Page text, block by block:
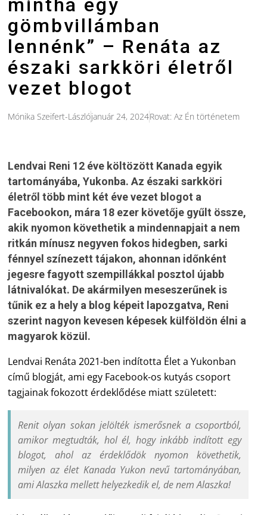
mintha egy
gömbvillámban
lennénk” – Renáta az
északi sarkköri életről
vezet blogot
Mónika Szeifert-Lászlójanuár 24, 2024Rovat:Az Én történetem
Lendvai Reni 12 éve költözött Kanada egyik
tartományába, Yukonba. Az északi sarkköri
életről több mint két éve vezet blogot a
Facebookon, mára 18 ezer követője gyűlt össze,
akik nyomon követhetik a mindennapjait a nem
ritkán mínusz negyven fokos hidegben, sarki
fénnyel színezett tájakon, ahonnan időnként
jegesre fagyott szempillákkal posztol újabb
látnivalókat. De akármilyen meseszerűnek is
tűnik ez a hely a blog képeit lapozgatva, Reni
szerint nagyon kevesen képesek külföldön élni a
magyarok közül.
Lendvai Renáta 2021-ben indította Élet a Yukonban
című blogját, ami egy Facebook-os kutyás csoport
tagjainak fokozott érdeklődése miatt született:
Renit olyan sokan jelölték ismerősnek a csoportból,
amikor megtudták, hol él, hogy inkább indított egy
blogot, ahol az érdeklődök nyomon követhetik,
milyen az élet Kanada Yukon nevű tartományában,
ami Alaszka mellett helyezkedik el, de nem Alaszka!